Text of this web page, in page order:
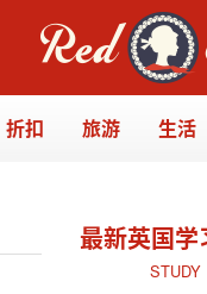
折扣 旅游 生活
最新英国学
STUDY